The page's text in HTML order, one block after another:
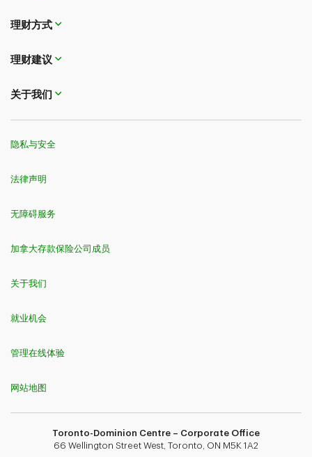
理财方式
理财建议
关于我们
隐私与安全
法律声明
无障碍服务
加拿大存款保险公司成员
关于我们
就业机会
管理在线体验
网站地图
Toronto-Dominion Centre – Corporate Office
66 Wellington Street West, Toronto, ON M5K 1A2